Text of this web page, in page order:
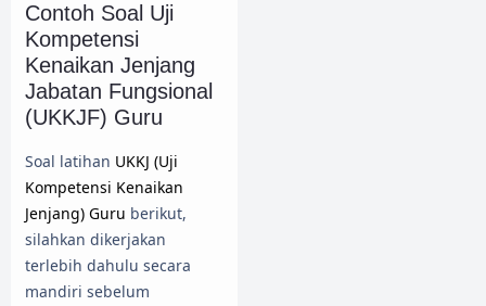
Contoh Soal Uji
Kompetensi
Kenaikan Jenjang
Jabatan Fungsional
(UKKJF) Guru
Soal latihan UKKJ (Uji
Kompetensi Kenaikan
Jenjang) Guru berikut,
silahkan dikerjakan
terlebih dahulu secara
mandiri sebelum